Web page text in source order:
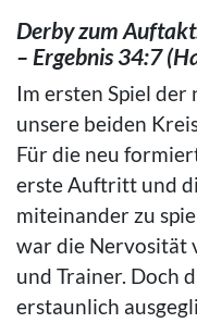
Derby zum
– Ergebnis 34:7
Im ersten Spiel der
unsere beiden
Für die neu
erste Auftritt und
miteinander zu
war die Nervosität
und Trainer. Doch
erstaunlich